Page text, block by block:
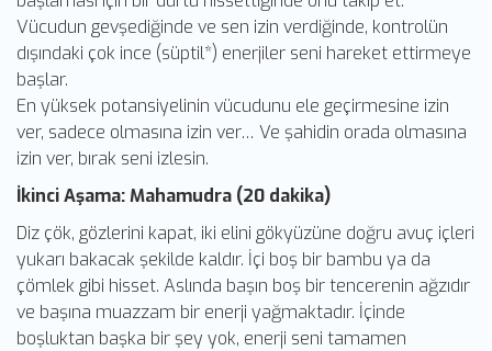
Vücudun gevşediğinde ve sen izin verdiğinde, kontrolün
dışındaki çok ince (süptil*) enerjiler seni hareket ettirmeye
başlar.
En yüksek potansiyelinin vücudunu ele geçirmesine izin
ver, sadece olmasına izin ver… Ve şahidin orada olmasına
izin ver, bırak seni izlesin.
İkinci Aşama: Mahamudra (20 dakika)
Diz çök, gözlerini kapat, iki elini gökyüzüne doğru avuç içleri
yukarı bakacak şekilde kaldır. İçi boş bir bambu ya da
çömlek gibi hisset. Aslında başın boş bir tencerenin ağzıdır
ve başına muazzam bir enerji yağmaktadır. İçinde
boşluktan başka bir şey yok, enerji seni tamamen